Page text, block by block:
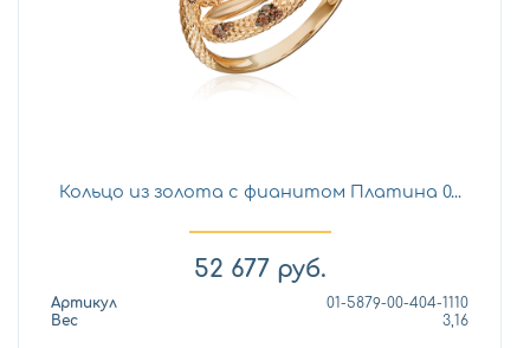
Кольцо из золота с фианитом Платина 0...
52 677 руб.
Артикул
01-5879-00-404-1110
Вес
3,16